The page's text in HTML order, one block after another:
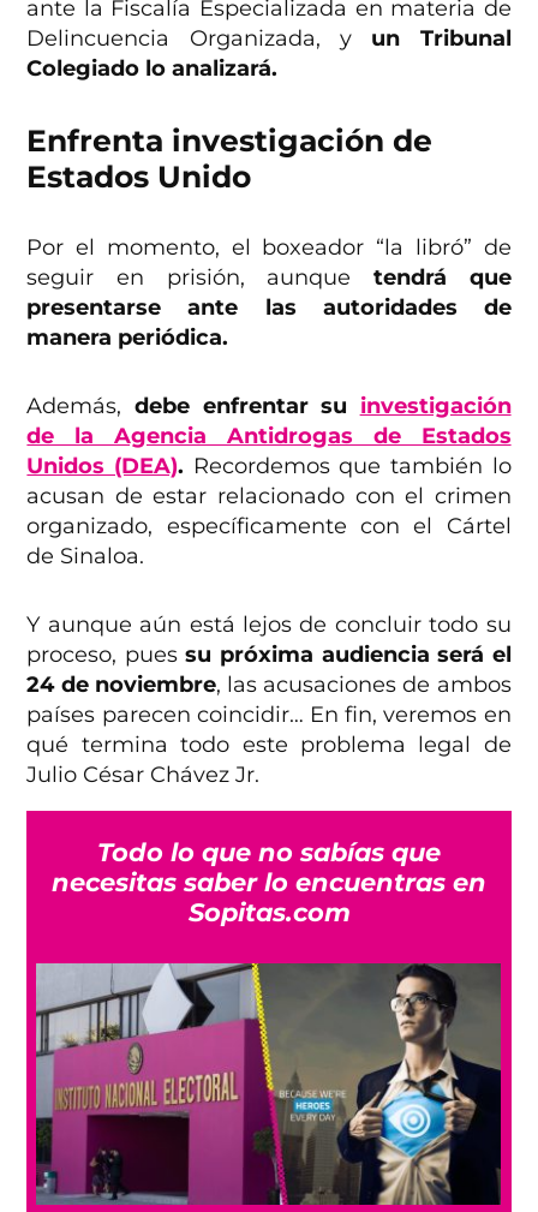
ante la Fiscalía Especializada en materia de
Delincuencia Organizada, y un Tribunal
Colegiado lo analizará.
Enfrenta investigación de
Estados Unido
Por el momento, el boxeador “la libró” de
seguir en prisión, aunque tendrá que
presentarse ante las autoridades de
manera periódica.
Además, debe enfrentar su investigación
de la Agencia Antidrogas de Estados
Unidos (DEA). Recordemos que también lo
acusan de estar relacionado con el crimen
organizado, específicamente con el Cártel
de Sinaloa.
Y aunque aún está lejos de concluir todo su
proceso, puessu próxima audiencia será el
24 de noviembre, las acusaciones de ambos
países parecen coincidir… En fin, veremos en
qué termina todo este problema legal de
Julio César Chávez Jr.
Todo lo que no sabías que
necesitas saber lo encuentras en
Sopitas.com